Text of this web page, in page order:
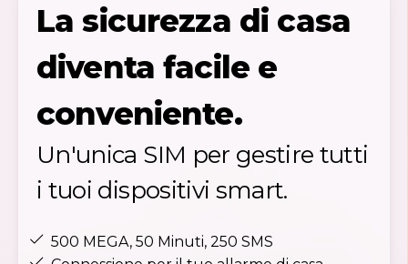
La sicurezza di casa
diventa facile e
conveniente.
Un'unica SIM per gestire tutti
i tuoi dispositivi smart.
500 MEGA, 50 Minuti, 250 SMS​